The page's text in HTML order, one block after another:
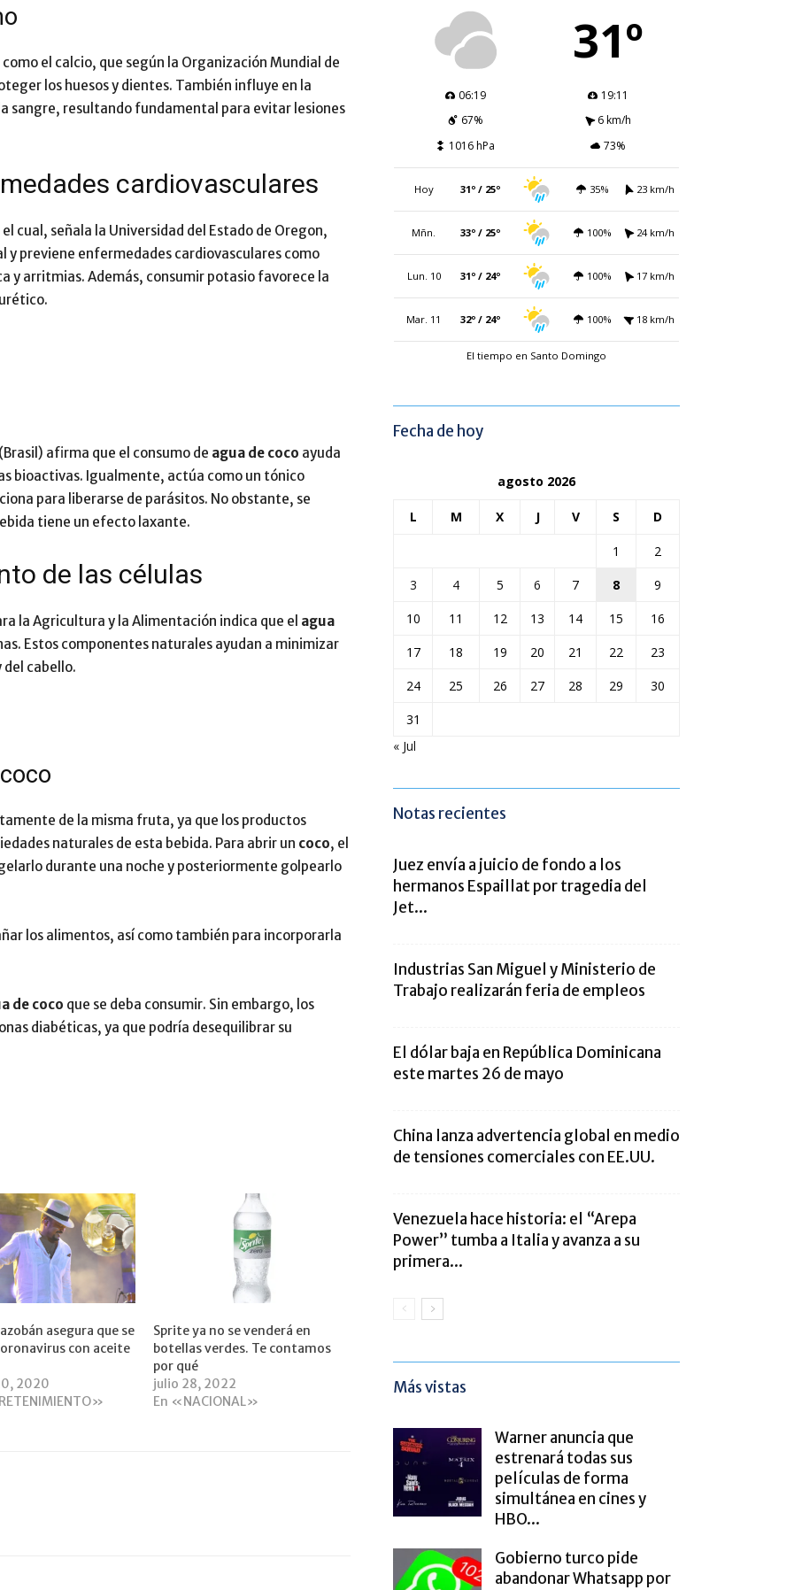
el calcio, que según la Organización Mundial de
los huesos y dientes. También influye en la
sangre, resultando fundamental para evitar lesiones
cardiovasculares
cual, señala la Universidad del Estado de Oregon,
y previene enfermedades cardiovasculares como
y arritmias. Además, consumir potasio favorece la
afirma que el consumo de agua de coco ayuda
bioactivas. Igualmente, actúa como un tónico
para liberarse de parásitos. No obstante, se
tiene un efecto laxante.
de las células
la Agricultura y la Alimentación indica que el agua
Estos componentes naturales ayudan a minimizar
del cabello.
de la misma fruta, ya que los productos
naturales de esta bebida. Para abrir un coco, el
durante una noche y posteriormente golpearlo
los alimentos, así como también para incorporarla
de coco que se deba consumir. Sin embargo, los
diabéticas, ya que podría desequilibrar su
asegura que se
con aceite
2020
Sprite ya no se venderá en
botellas verdes. Te contamos
por qué
julio 28, 2022
En «NACIONAL»
31º
06:19
19:11
67%
6 km/h
1016 hPa
73%
Hoy 31º / 25º 35% 23 km/h
Mñn. 33º / 25º 100% 24 km/h
Lun. 10 31º / 24º 100% 17 km/h
Mar. 11 32º / 24º 100% 18 km/h
El tiempo en Santo Domingo
Fecha de hoy
agosto 2026
L M X J V S D
1
2
3
4 5 6 7 8
9
10
11 12 13 14 15
16
17
18 19 20 21 22
23
24
25 26 27 28 29
30
31
« Jul
Notas recientes
Juez envía a juicio de fondo a los
hermanos Espaillat por tragedia del
Jet...
Industrias San Miguel y Ministerio de
Trabajo realizarán feria de empleos
El dólar baja en República Dominicana
este martes 26 de mayo
China lanza advertencia global en medio
de tensiones comerciales con EE.UU.
Venezuela hace historia: el “Arepa
Power” tumba a Italia y avanza a su
primera...
Más vistas
Warner anuncia que
estrenará todas sus
películas de forma
simultánea en cines y
HBO...
Gobierno turco pide
abandonar Whatsapp por